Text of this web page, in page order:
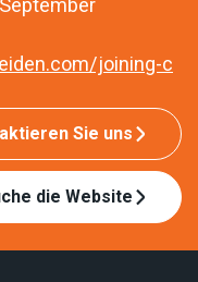
joining-c
Sie uns
die Website